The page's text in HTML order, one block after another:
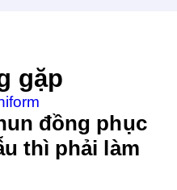
gặp
đồng phục
thì phải làm